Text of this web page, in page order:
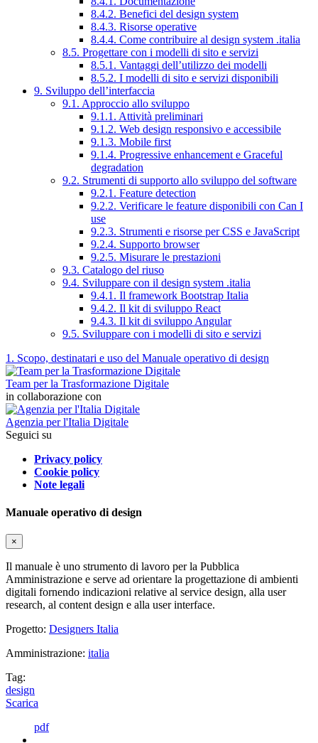
8.4.2. Benefici del design system
8.4.3. Risorse operative
8.4.4. Come contribuire al design system .italia
8.5. Progettare con i modelli di sito e servizi
8.5.1. Vantaggi dell’utilizzo dei modelli
8.5.2. I modelli di sito e servizi disponibili
9. Sviluppo dell’interfaccia
9.1. Approccio allo sviluppo
9.1.1. Attività preliminari
9.1.2. Web design responsivo e accessibile
9.1.3. Mobile first
9.1.4. Progressive enhancement e Graceful
degradation
9.2. Strumenti di supporto allo sviluppo del software
9.2.1. Feature detection
9.2.2. Verificare le feature disponibili con Can I
use
9.2.3. Strumenti e risorse per CSS e JavaScript
9.2.4. Supporto browser
9.2.5. Misurare le prestazioni
9.3. Catalogo del riuso
9.4. Sviluppare con il design system .italia
9.4.1. Il framework Bootstrap Italia
9.4.2. Il kit di sviluppo React
9.4.3. Il kit di sviluppo Angular
9.5. Sviluppare con i modelli di sito e servizi
1. Scopo, destinatari e uso del Manuale operativo di design
Team per la Trasformazione Digitale
in collaborazione con
Agenzia per l'Italia Digitale
Seguici su
Privacy policy
Cookie policy
Note legali
Manuale operativo di design
×
Il manuale è uno strumento di lavoro per la Pubblica
Amministrazione e serve ad orientare la progettazione di ambienti
digitali fornendo indicazioni relative al service design, alla user
research, al content design e alla user interface.
Progetto: Designers Italia
Amministrazione: italia
Tag:
design
Scarica
pdf